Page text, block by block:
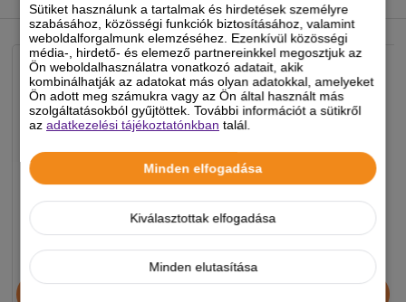
Sütiket használunk a tartalmak és hirdetések személyre
szabásához, közösségi funkciók biztosításához, valamint
weboldalforgalmunk elemzéséhez. Ezenkívül közösségi
média-, hirdető- és elemező partnereinkkel megosztjuk az
Ön weboldalhasználatra vonatkozó adatait, akik
kombinálhatják az adatokat más olyan adatokkal, amelyeket
Ön adott meg számukra vagy az Ön által használt más
szolgáltatásokból gyűjtöttek. További információt a sütikről
azadatkezelési tájékoztatónkban talál.
Minden elfogadása
Kiválasztottak elfogadása
Minden elutasítása
NEKED AJÁNLJUK
Chicopee HNL Protein Bar
Alice Professional Adult